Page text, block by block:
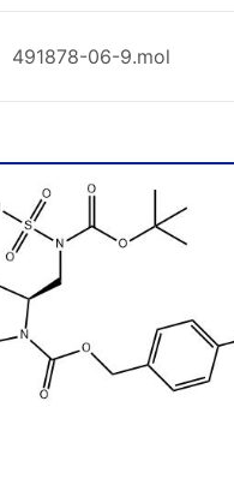
491878-06-9.mol